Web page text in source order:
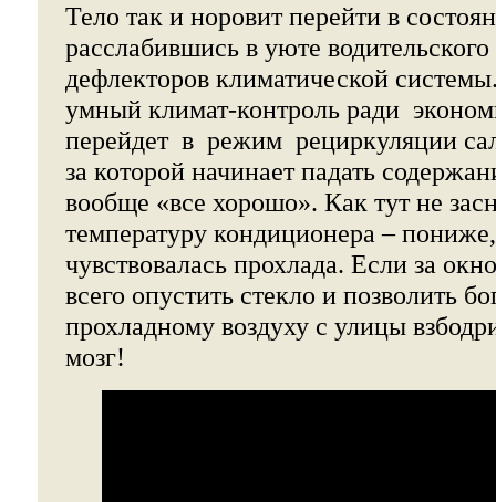
Тело так и норовит перейти в
расслабившись в уюте
дефлекторов климатической
умный климат-контроль ради
перейдет в режим рециркуляции
за которой начинает падать
вообще «все хорошо». Как тут не
температуру кондиционера –
чувствовалась прохлада. Если за
всего опустить стекло и позволить
прохладному воздуху с улицы
мозг!